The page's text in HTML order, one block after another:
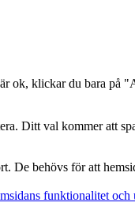
ok, klickar du bara på
Ditt val kommer att
De behövs för att
funktionalitet och